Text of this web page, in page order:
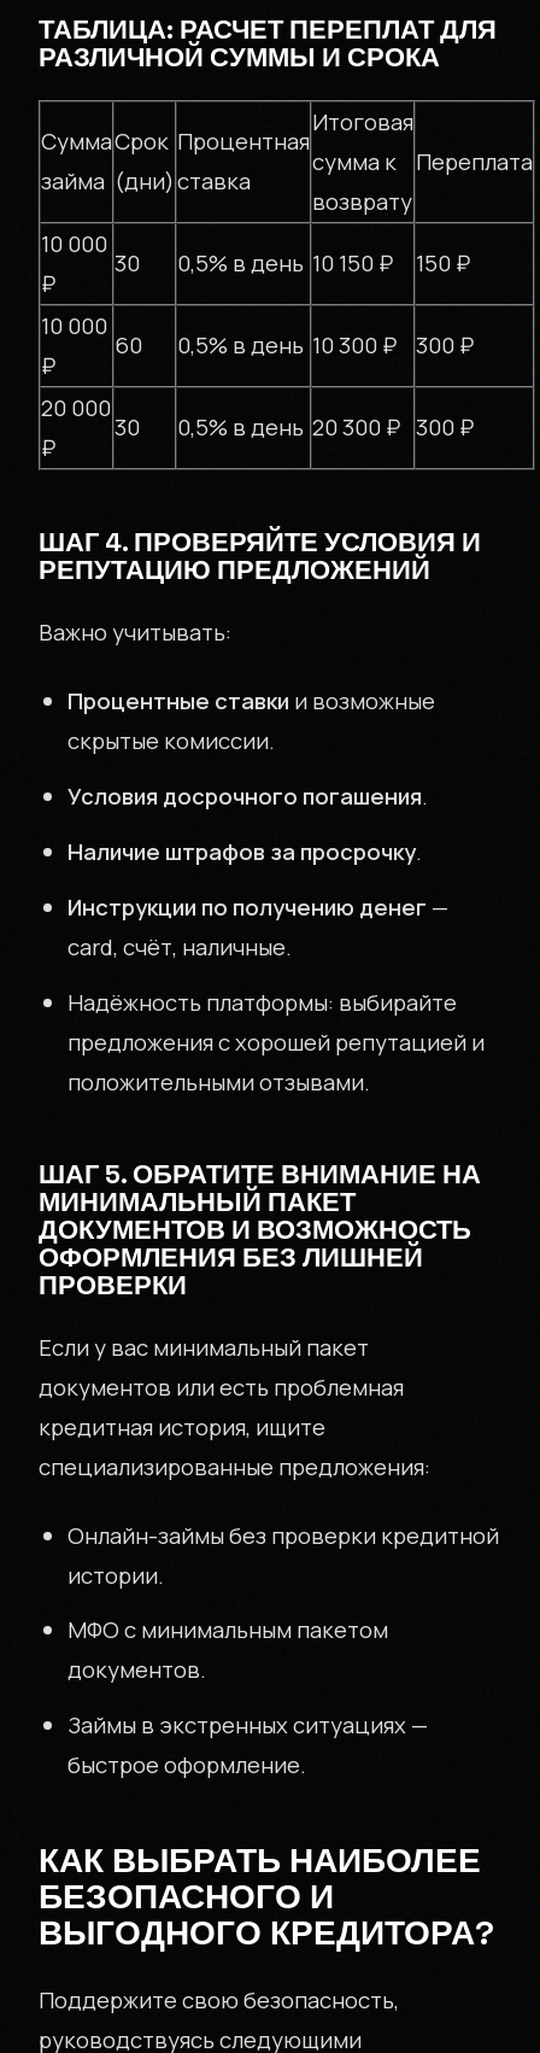
О КОМПАНИИ
INVPOL.RU
КОНТАКТЫ
ЗАЙМЫ БЕЗ
СЮРПРИЗОВ
Москва
ТАБЛИЦА: РАСЧЕТ ПЕРЕПЛАТ ДЛЯ
РАЗЛИЧНОЙ СУММЫ И СРОКА
Сумма
займа
Срок
(дни)
Процентная
ставка
Итоговая
сумма к
возврату
Переплата
10 000
₽
30 0,5% в день 10 150 ₽
150 ₽
10 000
₽
60 0,5% в день 10 300 ₽
300 ₽
20 000
₽
30 0,5% в день 20 300 ₽ 300 ₽
ШАГ 4. ПРОВЕРЯЙТЕ УСЛОВИЯ И
РЕПУТАЦИЮ ПРЕДЛОЖЕНИЙ
Важно учитывать:
Процентные ставки и возможные
скрытые комиссии.
Условия досрочного погашения.
Наличие штрафов за просрочку.
Инструкции по получению денег —
card, счёт, наличные.
Надёжность платформы: выбирайте
предложения с хорошей репутацией и
положительными отзывами.
ШАГ 5. ОБРАТИТЕ ВНИМАНИЕ НА
МИНИМАЛЬНЫЙ ПАКЕТ
ДОКУМЕНТОВ И ВОЗМОЖНОСТЬ
ОФОРМЛЕНИЯ БЕЗ ЛИШНЕЙ
ПРОВЕРКИ
Если у вас минимальный пакет
документов или есть проблемная
кредитная история, ищите
специализированные предложения:
Онлайн-займы без проверки кредитной
истории.
МФО с минимальным пакетом
документов.
Займы в экстренных ситуациях —
быстрое оформление.
КАК ВЫБРАТЬ НАИБОЛЕЕ
БЕЗОПАСНОГО И
ВЫГОДНОГО КРЕДИТОРА?
Поддержите свою безопасность,
руководствуясь следующими